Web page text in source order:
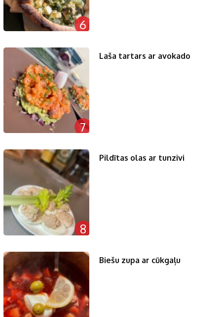
6
7
Laša tartars ar avokado
8
Pildītas olas ar tunzivi
Biešu zupa ar cūkgaļu